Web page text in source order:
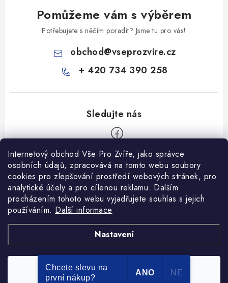
Internetový obchod Vše Pro Zvíře, jako správce
osobních údajů, zpracovává na tomto webu soubory
cookies pro zlepšování prostředí webových stránek, pro
analytické účely a pro cílenou reklamu. Dalším
procházením tohoto webu vyjadřujete souhlas s jejich
používáním. Další informace
Nastavení
Souhlasím
Pomůžeme vám s výběrem
Potřebujete s něčím poradit? Jsme tu pro vás!
obchod@vseprozvire.cz
+ 420 734 390 258
Informace pro Vás
Ceník dopravy
Kontakty
Obchodní podmínky
Podmínky ochrany osobních údajů
Heuréka recenze
Copyright 2026Vše Pro Zvíře . Všechna práva vyhrazena.
Chcete slevu na
první nákup?
ANO NE